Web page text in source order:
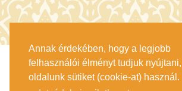
Annak érdekében, hogy a legjobb
felhasználói élményt tudjuk
oldalunk sütiket (cookie-at) használ.